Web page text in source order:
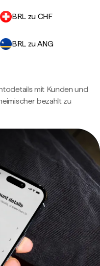
BRL zu CHF
BRL zu ANG
mit Kunden und
bezahlt zu